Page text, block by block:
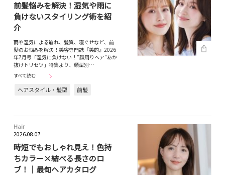
前髪悩みを解決！湿気や雨に
負けないスタイリング術を紹
介
雨や湿気による崩れ、髪質、寝ぐせなど、前
髪のお悩みを解決！美容専門誌『美的』2026
年7月号「湿気に負けない！"顔周りヘア"あか
抜けトリセツ」特集より、顔型別…
すべて読む
ヘアスタイル・髪型 前髪
Hair
2026.08.07
時短でもおしゃれ見え！色持
ちカラー×結べる長さのロ
ブ！｜最旬ヘアカタログ